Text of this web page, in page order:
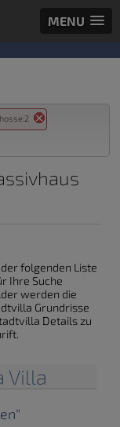
MENU
der folgenden Liste
Ihre Suche
werden die
Grundrisse
Details zu
Villa